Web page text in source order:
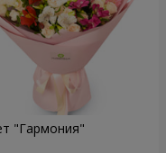
"Гармония"